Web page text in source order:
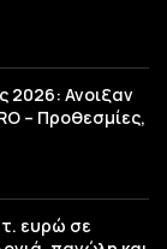
2026: Ανοιξαν
– Προθεσμίες,
ευρώ σε